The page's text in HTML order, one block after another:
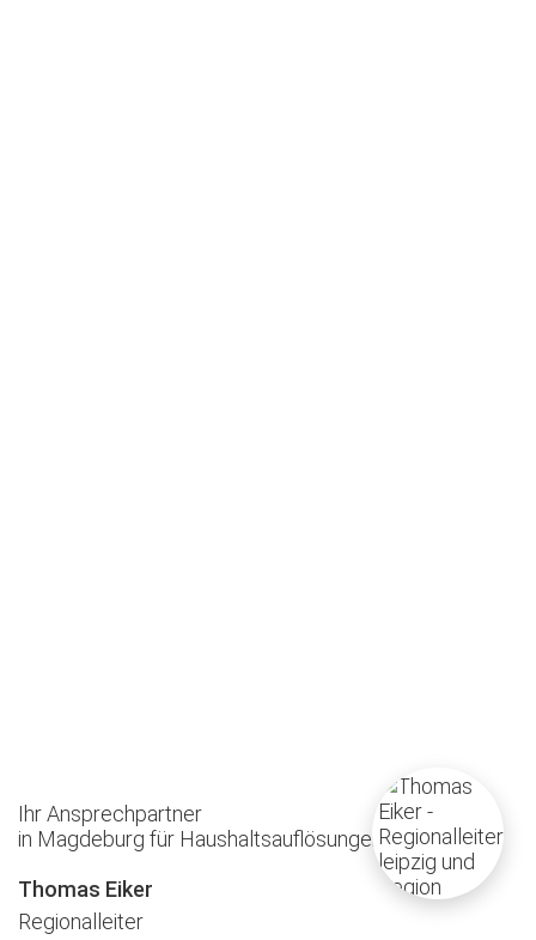
Ihr Ansprechpartner
in Magdeburg für Haushaltsauflösungen
Thomas Eiker
Regionalleiter